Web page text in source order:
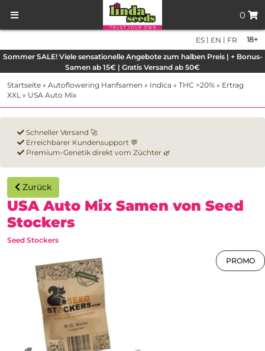
0
18+
ES | EN | FR
Sommer SALE! Viele sensationelle Angebote zum halben Preis | + Bonus-
Samen ab 15€ | Gratis Versand ab 50€
Startseite » Autoflowering Hanfsamen » Indica » THC >20% » Ertrag
XXL » USA Auto Mix
Schneller Versand 🚀
Erreichbarer Kundensupport 💬
Premium-Genetik direkt vom Züchter 🌿
Zurück
USA Auto Mix Samen von Seed
Stockers
Seed Stockers
PROMO